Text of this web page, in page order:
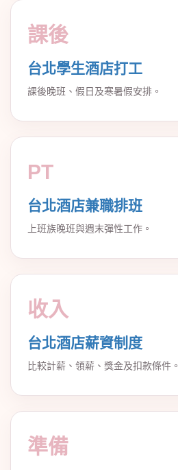
課後
台北學生酒店打工
課後晚班、假日及寒暑假安排。
PT
台北酒店兼職排班
上班族晚班與週末彈性工作。
收入
台北酒店薪資制度
比較計薪、領薪、獎金及扣款條件。
準備